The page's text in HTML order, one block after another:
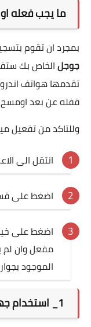
ما يجب فعله
بمجرد ان تقوم
جوجلالخاص بك
تقدمها هواتف
قفله عن بعد اومسح
وللتاكد من تفعيل
انتقل الى
اضغط على
اضغط على
مفعل وان لم
الموجود